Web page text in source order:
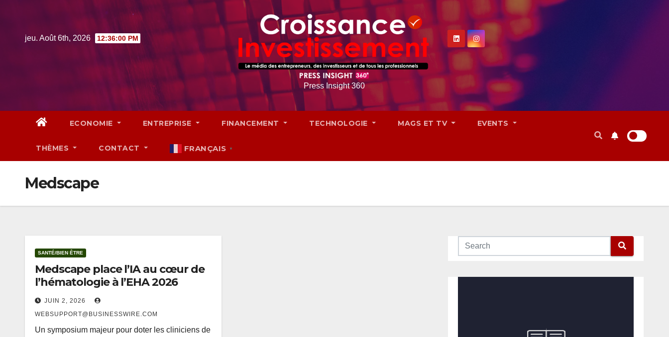
jeu. Août 6th, 2026 12:36:01 PM
Press Insight 360
ECONOMIE ENTREPRISE FINANCEMENT TECHNOLOGIE MAGS ET TV EVENTS
THÈMES CONTACT FRANÇAIS ▼
Medscape
SANTÉ/BIEN ÊTRE
Medscape place l’IA au cœur de
l’hématologie à l’EHA 2026
JUIN 2, 2026
WEBSUPPORT@BUSINESSWIRE.COM
Un symposium majeur pour doter les cliniciens de